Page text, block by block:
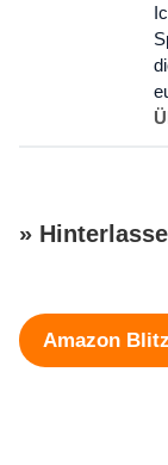
»
Schreibe
Amazon